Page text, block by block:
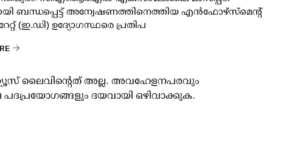
ബന്ധപ്പെട്ട് അന്വേഷണത്തിനെത്തിയ എന്‍ഫോഴ്സ്മെന്റ്
(ഇ.ഡി) ഉദ്യോഗസ്ഥരെ പ്രതിപ
ലൈവിന്റെത് അല്ല. അവഹേളനപരവും
ദയവായി ഒഴിവാക്കുക.